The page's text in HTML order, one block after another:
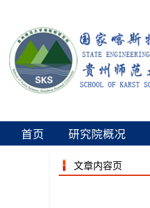
首页 研究院概况
文章内容页